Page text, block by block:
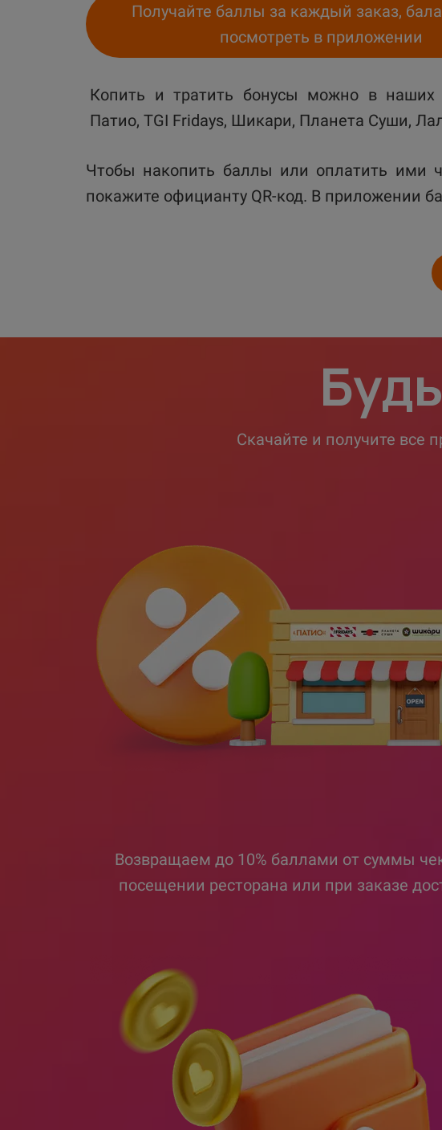
Получайте баллы за каждый заказ,
посмотреть в приложении
Копить и тратить бонусы можно в наших
Патио, TGI Fridays, Шикари, Планета Суши,
Чтобы накопить баллы или оплатить ими
покажите официанту QR-код. В приложении
Скачайте и получите все
Возвращаем до 10% баллами от суммы
посещении ресторана или при заказе